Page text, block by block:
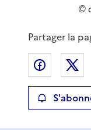
©
Partager la